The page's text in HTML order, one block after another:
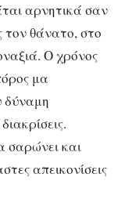
αρνητικά σαν
τον θάνατο, στο
Ο χρόνος
μα
δύναμη
σαρώνει και
απεικονίσεις